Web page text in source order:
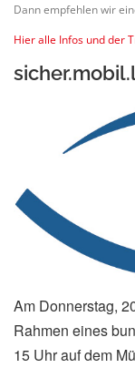
Dann empfehlen wir
Hier alle Infos und der
Am Donnerstag,
Rahmen eines
15 Uhr auf dem